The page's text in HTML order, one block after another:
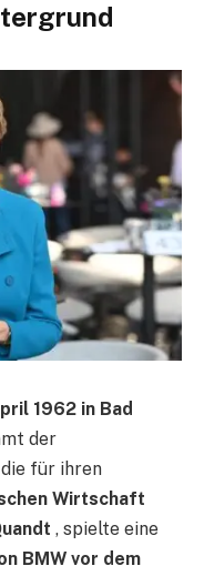
1962 in Bad
der
die für ihren
Wirtschaft
, spielte eine
BMW vor dem